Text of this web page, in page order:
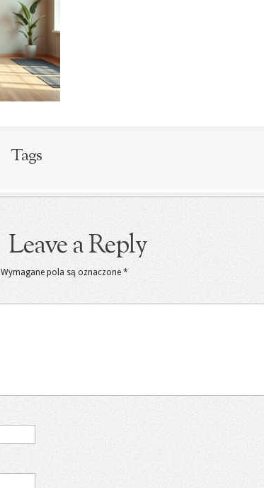
Tags
Leave a Reply
Wymagane pola są oznaczone *